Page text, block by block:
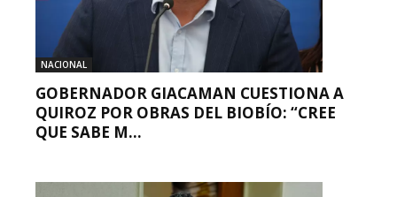
NACIONAL
GOBERNADOR GIACAMAN CUESTIONA A
QUIROZ POR OBRAS DEL BIOBÍO: “CREE
QUE SABE M...